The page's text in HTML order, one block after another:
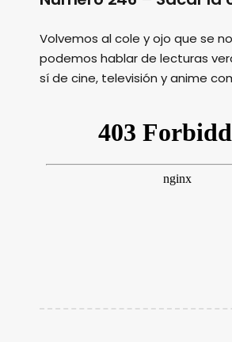
Volvemos al cole y ojo que se
podemos hablar de lecturas
sí de cine, televisión y anime